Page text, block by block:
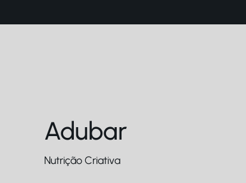
Adubar
Nutrição Criativa